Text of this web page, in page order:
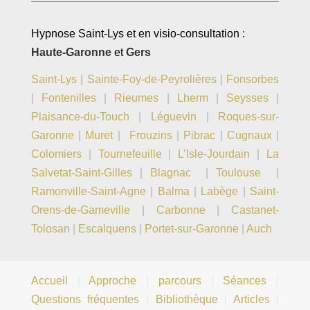
Hypnose Saint-Lys et en visio-consultation :
Haute-GaronneetGers
Saint-Lys| Sainte-Foy-de-Peyrolières|
Fonsorbes
Fontenilles| Rieumes Lherm| Seysses
Plaisance-du-Touch
Léguevin
Roques-sur-
Garonne| Muret| Frouzins| Pibrac Cugnaux|
Colomiers| Tournefeuille| L’Isle-Jourdain
La
Salvetat-Saint-Gilles| Blagnac|Toulouse
Ramonville-Saint-Agne| Balma Labège
Saint-
Orens-de-Gameville| Carbonne|Castanet-
Tolosan
Escalquens| Portet-sur-Garonne Auch
Accueil |Approche parcours| Séances
Questions fréquentes
Bibliothèque| Articles|